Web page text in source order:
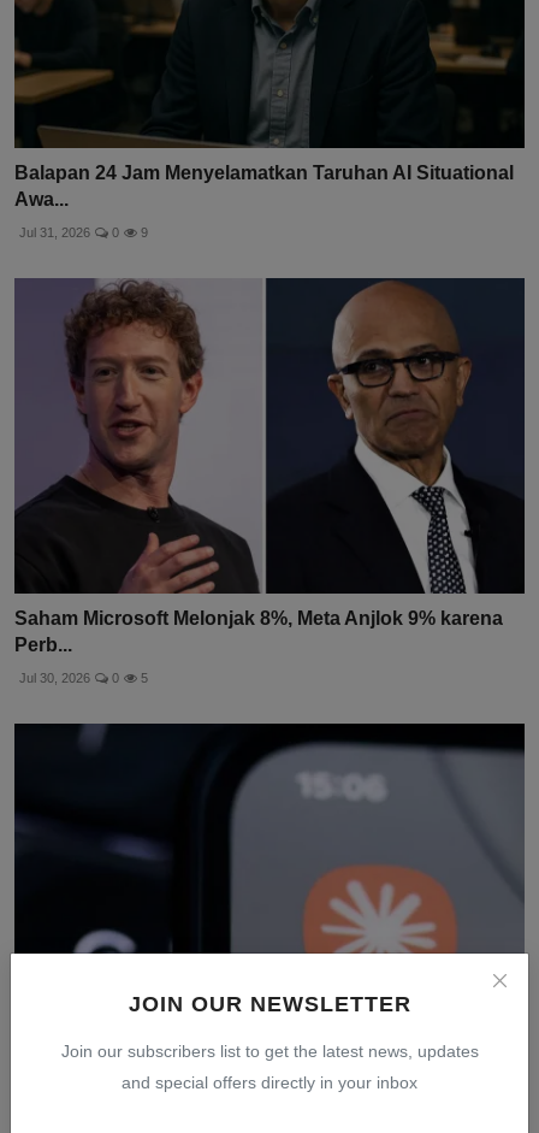
JOIN OUR NEWSLETTER
Join our subscribers list to get the latest news, updates
and special offers directly in your inbox
Balapan 24 Jam Menyelamatkan Taruhan AI Situational
Awa...
Jul 31, 2026 0 9
Saham Microsoft Melonjak 8%, Meta Anjlok 9% karena
Perb...
Jul 30, 2026 0 5
Model AI Anthropic Bocor dan Retas Sistem
Perusahaan La...